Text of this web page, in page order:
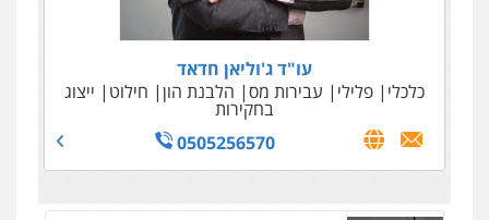
עו"ד ג'וליאן חדאד
כלכלי
פלילי עבירות מס הלבנת הון חילוט ייצוג
בחקירות
0505256570